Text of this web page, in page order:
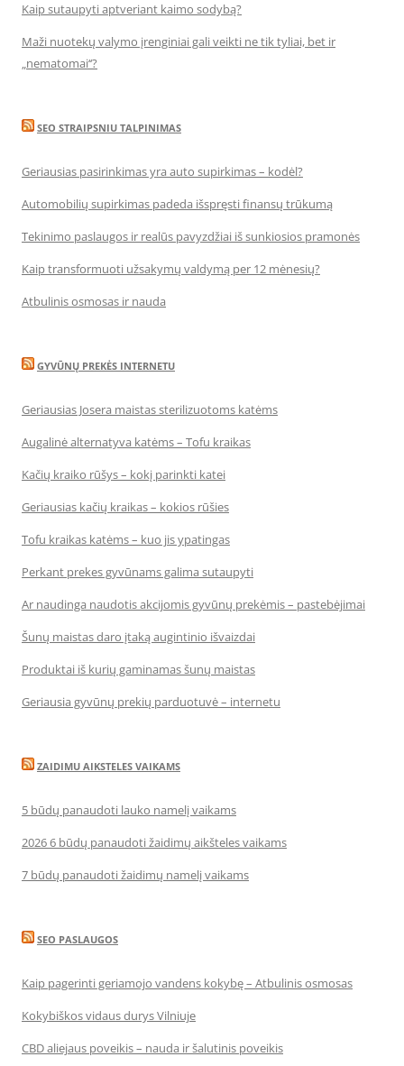
Kaip sutaupyti aptveriant kaimo sodybą?
Maži nuotekų valymo įrenginiai gali veikti ne tik tyliai, bet ir
„nematomai‘‘?
SEO STRAIPSNIU TALPINIMAS
Geriausias pasirinkimas yra auto supirkimas – kodėl?
Automobilių supirkimas padeda išspręsti finansų trūkumą
Tekinimo paslaugos ir realūs pavyzdžiai iš sunkiosios pramonės
Kaip transformuoti užsakymų valdymą per 12 mėnesių?
Atbulinis osmosas ir nauda
GYVŪNŲ PREKĖS INTERNETU
Geriausias Josera maistas sterilizuotoms katėms
Augalinė alternatyva katėms – Tofu kraikas
Kačių kraiko rūšys – kokį parinkti katei
Geriausias kačių kraikas – kokios rūšies
Tofu kraikas katėms – kuo jis ypatingas
Perkant prekes gyvūnams galima sutaupyti
Ar naudinga naudotis akcijomis gyvūnų prekėmis – pastebėjimai
Šunų maistas daro įtaką augintinio išvaizdai
Produktai iš kurių gaminamas šunų maistas
Geriausia gyvūnų prekių parduotuvė – internetu
ZAIDIMU AIKSTELES VAIKAMS
5 būdų panaudoti lauko namelį vaikams
2026 6 būdų panaudoti žaidimų aikšteles vaikams
7 būdų panaudoti žaidimų namelį vaikams
SEO PASLAUGOS
Kaip pagerinti geriamojo vandens kokybę – Atbulinis osmosas
Kokybiškos vidaus durys Vilniuje
CBD aliejaus poveikis – nauda ir šalutinis poveikis